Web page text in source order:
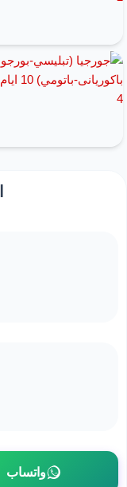
واتساب